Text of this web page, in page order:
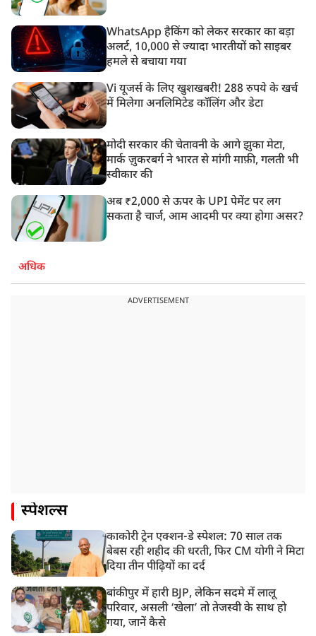
WhatsApp हैकिंग को लेकर सरकार का बड़ा
अलर्ट, 10,000 से ज्यादा भारतीयों को साइबर
हमले से बचाया गया
Vi यूजर्स के लिए खुशखबरी! 288 रुपये के खर्च
में मिलेगा अनलिमिटेड कॉलिंग और डेटा
मोदी सरकार की चेतावनी के आगे झुका मेटा,
मार्क ज़ुकरबर्ग ने भारत से मांगी माफ़ी, गलती भी
स्वीकार की
अब ₹2,000 से ऊपर के UPI पेमेंट पर लग
सकता है चार्ज, आम आदमी पर क्या होगा असर?
अधिक
ADVERTISEMENT
स्पेशल्स
काकोरी ट्रेन एक्शन-डे स्पेशल: 70 साल तक
बेबस रही शहीद की धरती, फिर CM योगी ने मिटा
दिया तीन पीढ़ियों का दर्द
बांकीपुर में हारी BJP, लेकिन सदमे में लालू
परिवार, असली ‘खेला’ तो तेजस्वी के साथ हो
गया, जानें कैसे